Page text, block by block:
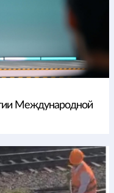
Международной